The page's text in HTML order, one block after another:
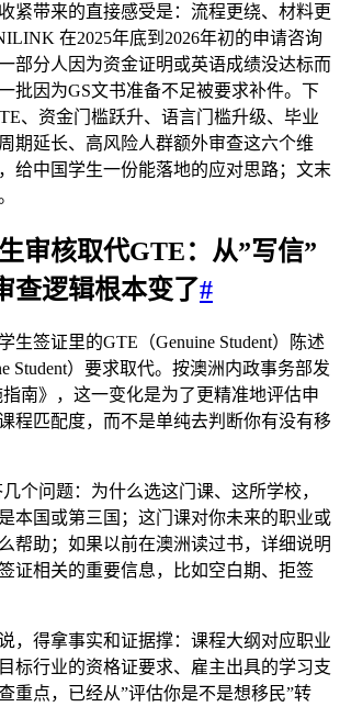
紧带来的直接感受是：流程更绕、材料更
在2025年底到2026年初的申请咨询
部分人因为资金证明或英语成绩没达标而
批因为GS文书准备不足被要求补件。下
、资金门槛跃升、语言门槛升级、毕业
期延长、高风险人群额外审查这六个维
给中国学生一份能落地的应对思路；文末
审核取代GTE：从”写信”
查逻辑根本变了#
生签证里的GTE（Genuine Student）陈述
Student）要求取代。按澳洲内政事务部发
南》，这一变化是为了更精准地评估申
程匹配度，而不是单纯去判断你有没有移
个问题：为什么选这门课、这所学校，
本国或第三国；这门课对你未来的职业或
帮助；如果以前在澳洲读过书，详细说明
证相关的重要信息，比如空白期、拒签
，得拿事实和证据撑：课程大纲对应职业
标行业的资格证要求、雇主出具的学习支
重点，已经从”评估你是不是想移民”转